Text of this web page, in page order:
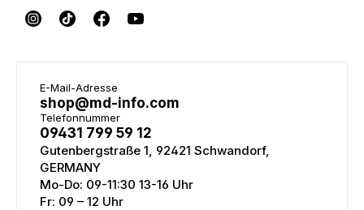
E-Mail-Adresse
shop@md-info.com
Telefonnummer
09431 799 59 12
Gutenbergstraße 1, 92421 Schwandorf,
GERMANY
Mo-Do: 09-11:30 13-16 Uhr
Fr: 09 – 12 Uhr